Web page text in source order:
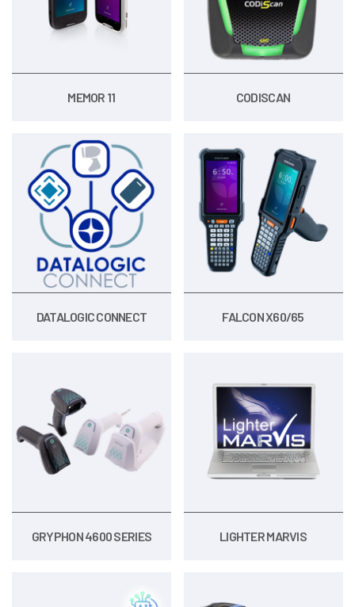
MEMOR 11 CODISCAN
DATALOGIC CONNECT FALCON X60/65
GRYPHON 4600 SERIES LIGHTER MARVIS